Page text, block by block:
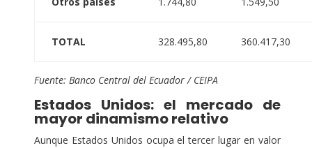
TOTAL 328.495,80 360.417,30
Fuente: Banco Central del Ecuador / CEIPA
Estados Unidos: el mercado de
mayor dinamismo relativo
Aunque Estados Unidos ocupa el tercer lugar en valor